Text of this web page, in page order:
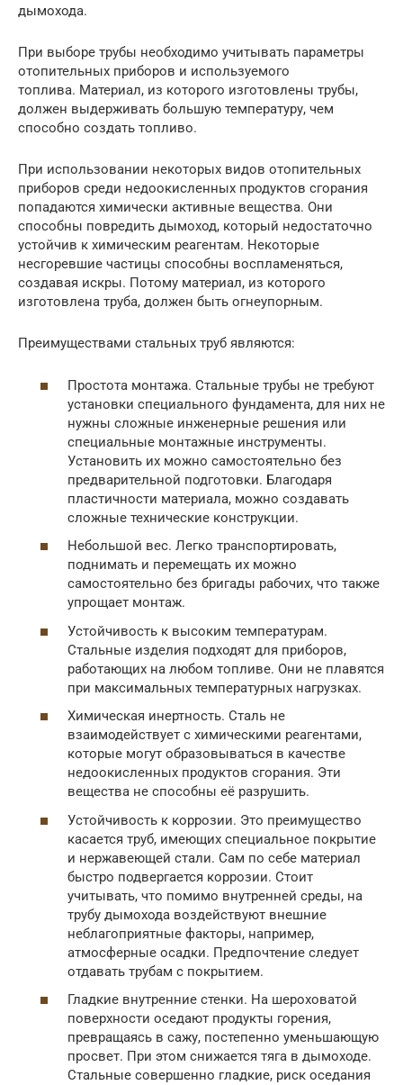
дымохода.
При выборе трубы необходимо учитывать параметры
отопительных приборов и используемого
топлива. Материал, из которого изготовлены трубы,
должен выдерживать большую температуру, чем
способно создать топливо.
При использовании некоторых видов отопительных
приборов среди недоокисленных продуктов сгорания
попадаются химически активные вещества. Они
способны повредить дымоход, который недостаточно
устойчив к химическим реагентам. Некоторые
несгоревшие частицы способны воспламеняться,
создавая искры. Потому материал, из которого
изготовлена труба, должен быть огнеупорным.
Преимуществами стальных труб являются:
Простота монтажа. Стальные трубы не требуют
установки специального фундамента, для них не
нужны сложные инженерные решения или
специальные монтажные инструменты.
Установить их можно самостоятельно без
предварительной подготовки. Благодаря
пластичности материала, можно создавать
сложные технические конструкции.
Небольшой вес. Легко транспортировать,
поднимать и перемещать их можно
самостоятельно без бригады рабочих, что также
упрощает монтаж.
Устойчивость к высоким температурам.
Стальные изделия подходят для приборов,
работающих на любом топливе. Они не плавятся
при максимальных температурных нагрузках.
Химическая инертность. Сталь не
взаимодействует с химическими реагентами,
которые могут образовываться в качестве
недоокисленных продуктов сгорания. Эти
вещества не способны её разрушить.
Устойчивость к коррозии. Это преимущество
касается труб, имеющих специальное покрытие
и нержавеющей стали. Сам по себе материал
быстро подвергается коррозии. Стоит
учитывать, что помимо внутренней среды, на
трубу дымохода воздействуют внешние
неблагоприятные факторы, например,
атмосферные осадки. Предпочтение следует
отдавать трубам с покрытием.
Гладкие внутренние стенки. На шероховатой
поверхности оседают продукты горения,
превращаясь в сажу, постепенно уменьшающую
просвет. При этом снижается тяга в дымоходе.
Стальные совершенно гладкие, риск оседания